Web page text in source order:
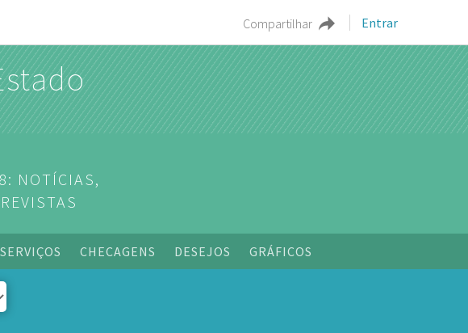
Compartilhar Entrar
NOTÍCIAS,
SERVIÇOS CHECAGENS DESEJOS GRÁFICOS